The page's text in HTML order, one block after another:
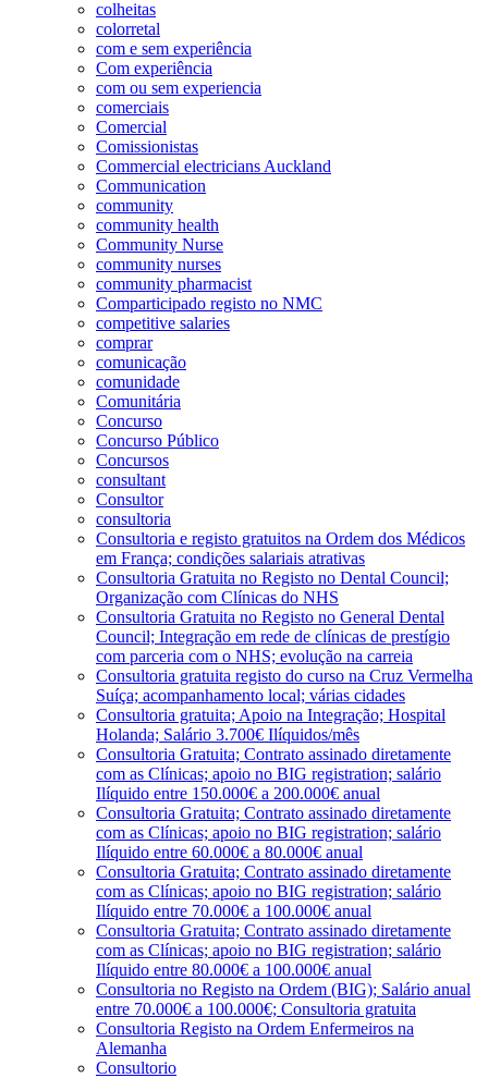
colheitas
colorretal
com e sem experiência
Com experiência
com ou sem experiencia
comerciais
Comercial
Comissionistas
Commercial electricians Auckland
Communication
community
community health
Community Nurse
community nurses
community pharmacist
Comparticipado registo no NMC
competitive salaries
comprar
comunicação
comunidade
Comunitária
Concurso
Concurso Público
Concursos
consultant
Consultor
consultoria
Consultoria e registo gratuitos na Ordem dos Médicos
em França; condições salariais atrativas
Consultoria Gratuita no Registo no Dental Council;
Organização com Clínicas do NHS
Consultoria Gratuita no Registo no General Dental
Council; Integração em rede de clínicas de prestígio
com parceria com o NHS; evolução na carreia
Consultoria gratuita registo do curso na Cruz Vermelha
Suíça; acompanhamento local; várias cidades
Consultoria gratuita; Apoio na Integração; Hospital
Holanda; Salário 3.700€ Ilíquidos/mês
Consultoria Gratuita; Contrato assinado diretamente
com as Clínicas; apoio no BIG registration; salário
Ilíquido entre 150.000€ a 200.000€ anual
Consultoria Gratuita; Contrato assinado diretamente
com as Clínicas; apoio no BIG registration; salário
Ilíquido entre 60.000€ a 80.000€ anual
Consultoria Gratuita; Contrato assinado diretamente
com as Clínicas; apoio no BIG registration; salário
Ilíquido entre 70.000€ a 100.000€ anual
Consultoria Gratuita; Contrato assinado diretamente
com as Clínicas; apoio no BIG registration; salário
Ilíquido entre 80.000€ a 100.000€ anual
Consultoria no Registo na Ordem (BIG); Salário anual
entre 70.000€ a 100.000€; Consultoria gratuita
Consultoria Registo na Ordem Enfermeiros na
Alemanha
Consultorio